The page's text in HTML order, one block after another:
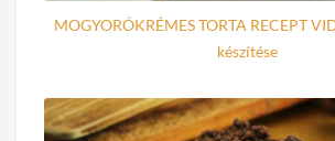
MOGYORÓKRÉMES TORTA RECEPT
készítése